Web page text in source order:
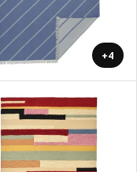
+4